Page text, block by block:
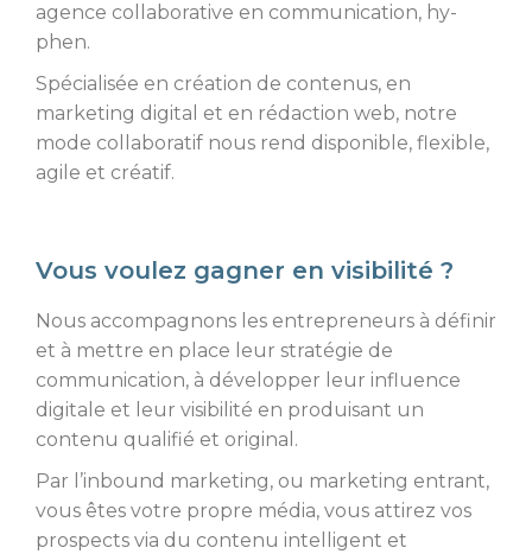
agence collaborative en communication, hy-
phen.
Spécialisée en création de contenus, en
marketing digital et en rédaction web, notre
mode collaboratif nous rend disponible, flexible,
agile et créatif.
Vous voulez gagner en visibilité ?
Nous accompagnons les entrepreneurs à définir
et à mettre en place leur stratégie de
communication, à développer leur influence
digitale et leur visibilité en produisant un
contenu qualifié et original.
Par l’inbound marketing, ou marketing entrant,
vous êtes votre propre média, vous attirez vos
prospects via du contenu intelligent et